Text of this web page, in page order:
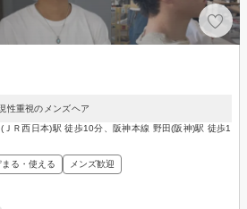
性重視のメンズヘア
Ｒ西日本)駅 徒歩10分、阪神本線 野田(阪神)駅 徒歩1
る・使える メンズ歓迎